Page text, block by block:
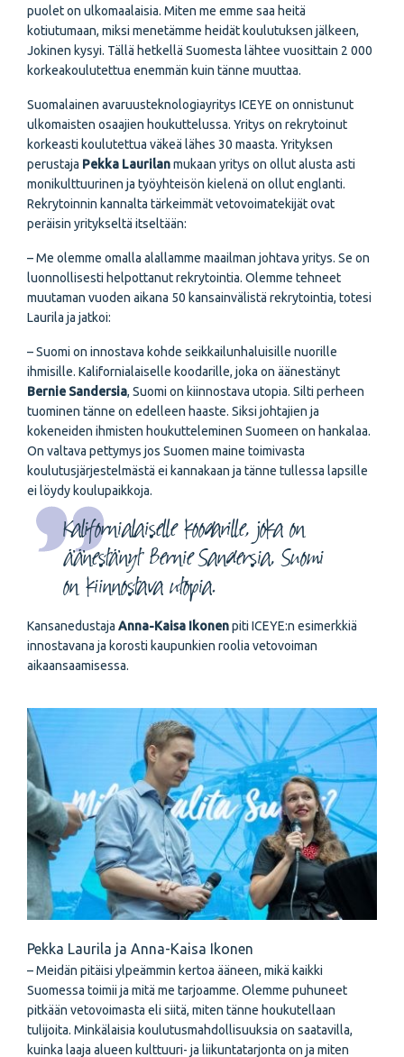
puolet on ulkomaalaisia. Miten me emme saa heitä
kotiutumaan, miksi menetämme heidät koulutuksen jälkeen,
Jokinen kysyi. Tällä hetkellä Suomesta lähtee vuosittain 2 000
korkeakoulutettua enemmän kuin tänne muuttaa.
Suomalainen avaruusteknologiayritys ICEYE on onnistunut
ulkomaisten osaajien houkuttelussa. Yritys on rekrytoinut
korkeasti koulutettua väkeä lähes 30 maasta. Yrityksen
perustaja Pekka Laurilanmukaan yritys on ollut alusta asti
monikulttuurinen ja työyhteisön kielenä on ollut englanti.
Rekrytoinnin kannalta tärkeimmät vetovoimatekijät ovat
peräisin yritykseltä itseltään:
– Me olemme omalla alallamme maailman johtava yritys. Se on
luonnollisesti helpottanut rekrytointia. Olemme tehneet
muutaman vuoden aikana 50 kansainvälistä rekrytointia, totesi
Laurila ja jatkoi:
– Suomi on innostava kohde seikkailunhaluisille nuorille
ihmisille. Kalifornialaiselle koodarille, joka on äänestänyt
Bernie Sandersia, Suomi on kiinnostava utopia. Silti perheen
tuominen tänne on edelleen haaste. Siksi johtajien ja
kokeneiden ihmisten houkutteleminen Suomeen on hankalaa.
On valtava pettymys jos Suomen maine toimivasta
koulutusjärjestelmästä ei kannakaan ja tänne tullessa lapsille
ei löydy koulupaikkoja.
Kalifornialaiselle koodarille, joka on
äänestänyt Bernie Sandersia, Suomi
on kiinnostava utopia.
Kansanedustaja Anna-Kaisa Ikonenpiti ICEYE:n esimerkkiä
innostavana ja korosti kaupunkien roolia vetovoiman
aikaansaamisessa.
Pekka Laurila ja Anna-Kaisa Ikonen
– Meidän pitäisi ylpeämmin kertoa ääneen, mikä kaikki
Suomessa toimii ja mitä me tarjoamme. Olemme puhuneet
pitkään vetovoimasta eli siitä, miten tänne houkutellaan
tulijoita. Minkälaisia koulutusmahdollisuuksia on saatavilla,
kuinka laaja alueen kulttuuri- ja liikuntatarjonta on ja miten